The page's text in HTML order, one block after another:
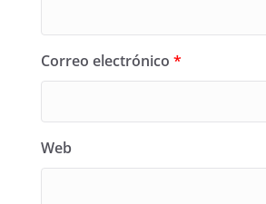
Correo electrónico *
Web